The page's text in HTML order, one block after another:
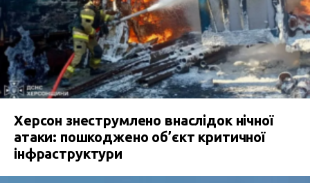
Херсон знеструмлено внаслідок нічної
атаки: пошкоджено об’єкт критичної
інфраструктури